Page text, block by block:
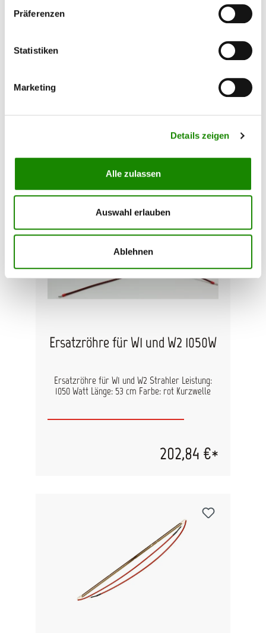
Präferenzen
Statistiken
Marketing
Details zeigen
Alle zulassen
Auswahl erlauben
Ablehnen
Strahler AS2-2A / AH3-1 / AH6-2 Länge gesamt:
107,10 €*
Ersatzröhre für W1 und W2 1050W
Ersatzröhre für W1 und W2 Strahler Leistung:
1050 Watt Länge: 53 cm Farbe: rot Kurzwelle
202,84 €*